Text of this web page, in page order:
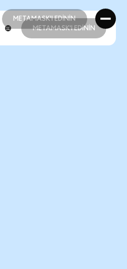
METAMASK'I EDİNİN
METAMASK'I EDİNİN
METAMASK'I EDİNİN